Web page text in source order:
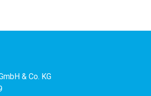
& Co. KG